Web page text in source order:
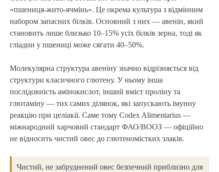
«пшениця-жито-ячмінь». Це окрема культура з відмінним
набором запасних білків. Основний з них — авенін, який
становить лише близько 10–15% усіх білків зерна, тоді як
гліадин у пшениці може сягати 40–50%.
Молекулярна структура авеніну значно відрізняється від
структури класичного глютену. У ньому інша
послідовність амінокислот, інший вміст проліну та
глютаміну — тих самих ділянок, які запускають імунну
реакцію при целіакії. Саме тому Codex Alimentarius —
міжнародний харчовий стандарт ФАО/ВООЗ — офіційно
не відносить чистий овес до глютеномістких злаків.
Чистий, не забруднений овес безпечний приблизно для